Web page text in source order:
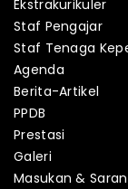
Ekstrakurikuler
Staf Pengajar
Staf Tenaga
Agenda
Berita-Artikel
PPDB
Prestasi
Galeri
Masukan & Saran